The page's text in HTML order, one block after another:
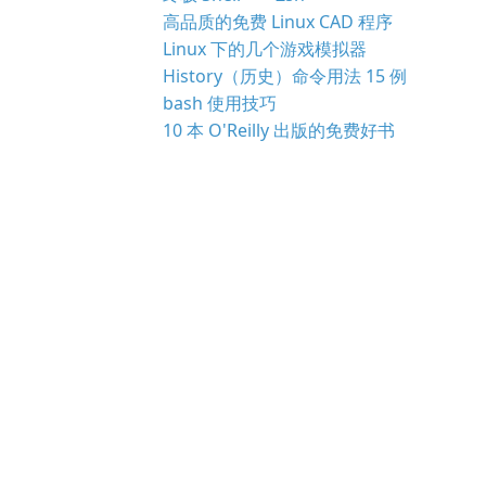
高品质的免费 Linux CAD 程序
Linux 下的几个游戏模拟器
History（历史）命令用法 15 例
bash 使用技巧
10 本 O'Reilly 出版的免费好书